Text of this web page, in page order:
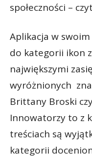
społeczności –
Aplikacja w
do kategorii ikon
największymi
wyróżnionych
Brittany Broski
Innowatorzy to z
treściach są
kategorii